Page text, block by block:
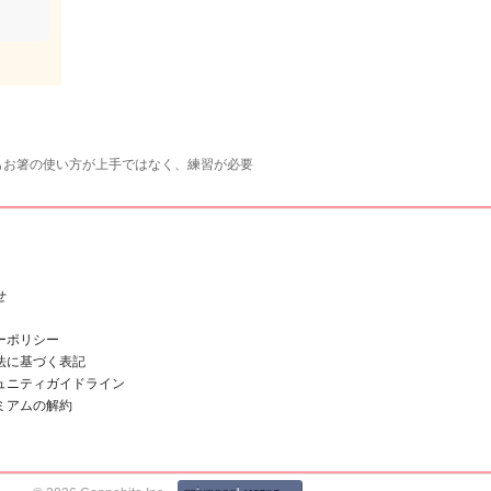
箸の使い方が上手ではなく、練習が必要
ポリシー
に基づく表記
ニティガイドライン
アムの解約